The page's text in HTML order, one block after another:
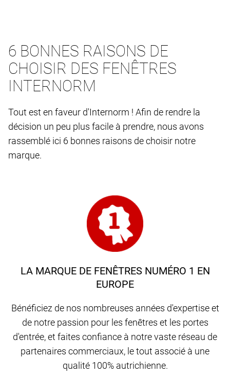
6 BONNES RAISONS DE
CHOISIR DES FENÊTRES
INTERNORM
Tout est en faveur d'Internorm ! Afin de rendre la
décision un peu plus facile à prendre, nous avons
rassemblé ici 6 bonnes raisons de choisir notre
marque.
LA MARQUE DE FENÊTRES NUMÉRO 1 EN
EUROPE
Bénéficiez de nos nombreuses années d'expertise et
de notre passion pour les fenêtres et les portes
d'entrée, et faites confiance à notre vaste réseau de
partenaires commerciaux, le tout associé à une
qualité 100% autrichienne.